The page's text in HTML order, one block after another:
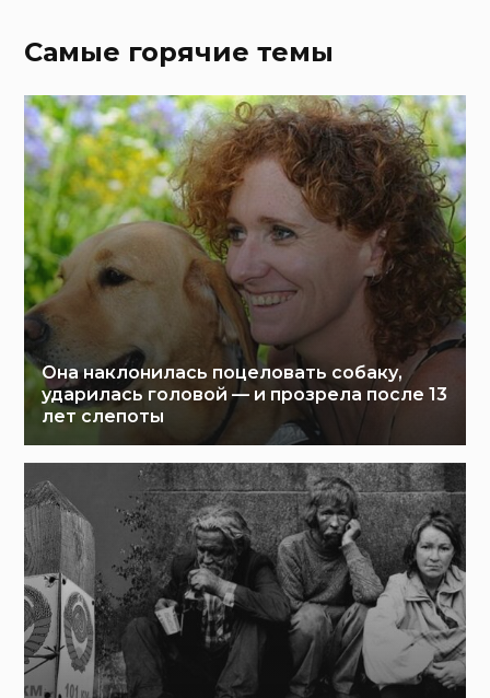
Самые горячие темы
Она наклонилась поцеловать собаку,
ударилась головой — и прозрела после 13
лет слепоты